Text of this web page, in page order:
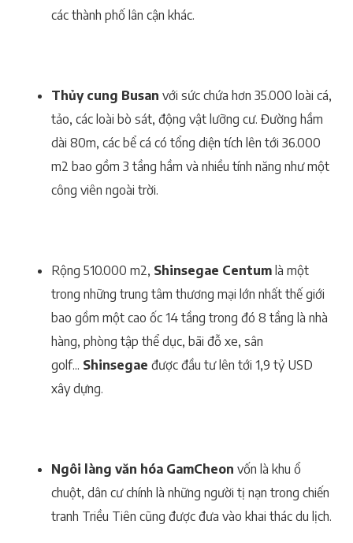
các thành phố lân cận khác.
Thủy cung Busan với sức chứa hơn 35.000 loài cá,
tảo, các loài bò sát, động vật lưỡng cư. Đường hầm
dài 80m, các bể cá có tổng diện tích lên tới 36.000
m2 bao gồm 3 tầng hầm và nhiều tính năng như một
công viên ngoài trời.
Rộng 510.000 m2, Shinsegae Centum là một
trong những trung tâm thương mại lớn nhất thế giới
bao gồm một cao ốc 14 tầng trong đó 8 tầng là nhà
hàng, phòng tập thể dục, bãi đỗ xe, sân
golf... Shinsegae được đầu tư lên tới 1,9 tỷ USD
xây dựng.
Ngôi làng văn hóa GamCheon vốn là khu ổ
chuột, dân cư chính là những người tị nạn trong chiến
tranh Triều Tiên cũng được đưa vào khai thác du lịch.